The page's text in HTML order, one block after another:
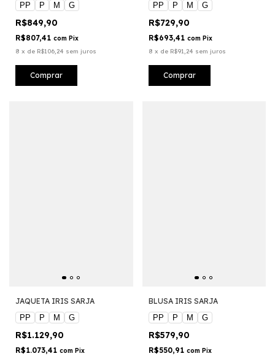
PP
P M G
R$849,90
R$807,41 com Pix
8 x de R$106,24 sem juros
Comprar
PP
P M G
R$729,90
R$693,41 com Pix
8 x de R$91,24 sem juros
Comprar
JAQUETA IRIS SARJA
PP
P M G
R$1.129,90
R$1.073,41 com Pix
BLUSA IRIS SARJA
PP
P M G
R$579,90
R$550,91 com Pix